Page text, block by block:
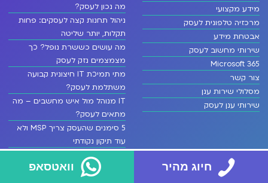
מידע מקצועי
מרכזיה טלפונית לעסק
אבטחת מידע
שירותי מחשוב לעסק
Microsoft 365
צור קשר
מסלולי שירות ענן
שירותי ענן לעסק
מה נכון לעסק?
ניהול תחנות קצה לעסקים: פחות
תקלות, יותר שליטה
מה עושים כששרת נופל? כך
מצמצמים נזק לעסק
מתי תמיכת IT חיצונית קבועה
משתלמת לעסק?
IT מנוהל מול איש מחשבים – מה
מתאים לעסק?
5 סימנים שהעסק צריך MSP ולא
עוד תיקון נקודתי
באמת על העסק?
חיוג מהיר וואטסאפ